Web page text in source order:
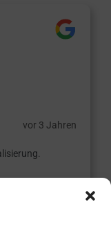
vor 3 Jahren